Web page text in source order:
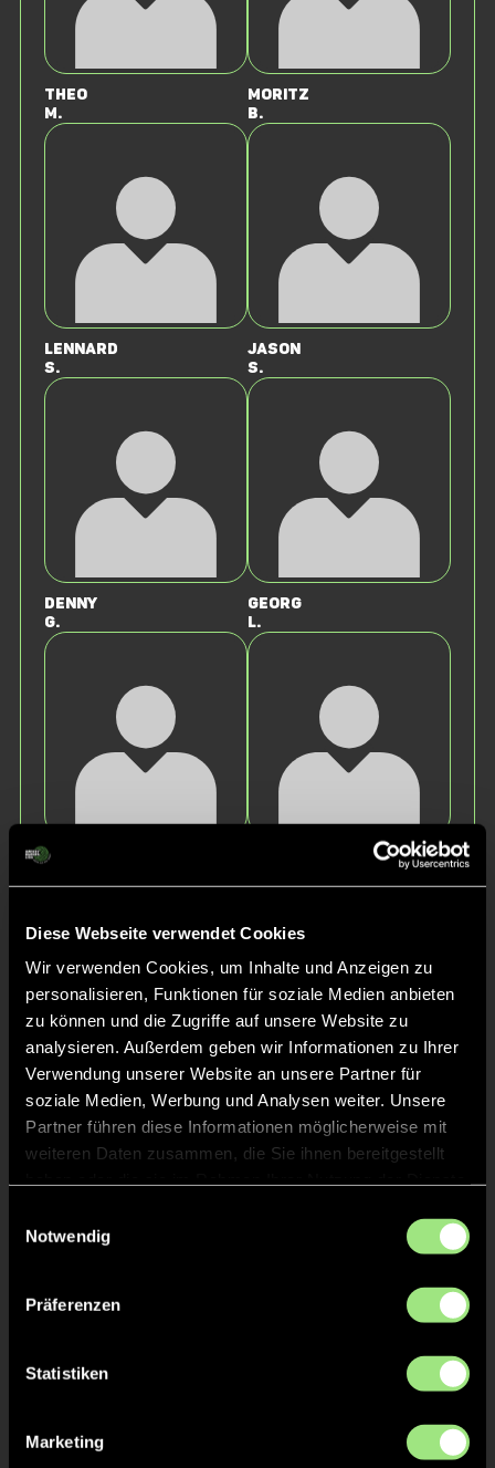
Diese Webseite verwendet Cookies
Wir verwenden Cookies, um Inhalte und Anzeigen zu
personalisieren, Funktionen für soziale Medien anbieten
zu können und die Zugriffe auf unsere Website zu
analysieren. Außerdem geben wir Informationen zu Ihrer
Verwendung unserer Website an unsere Partner für
soziale Medien, Werbung und Analysen weiter. Unsere
Partner führen diese Informationen möglicherweise mit
weiteren Daten zusammen, die Sie ihnen bereitgestellt
Notwendig
Präferenzen
Statistiken
Marketing
Theo
M.
Moritz
B.
Lennard
S.
Jason
S.
Denny
G.
Georg
L.
Emil
Lias
R.
Lukas
K.
Staff